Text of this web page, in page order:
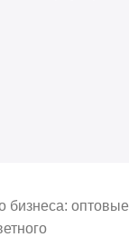
оптовые